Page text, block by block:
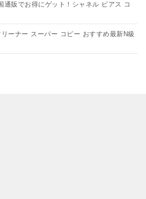
通販でお得にゲット！シャネル ピアス コ
ーナー スーパー コピー おすすめ最新N級